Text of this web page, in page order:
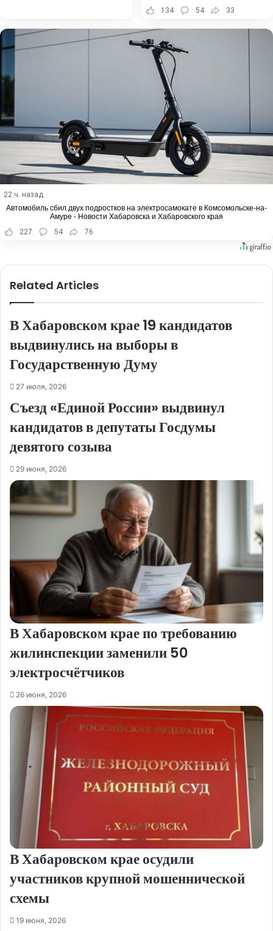
134
54 33
22 ч. назад
Автомобиль сбил двух подростков на электросамокате в Комсомольске-на-
Амуре - Новости Хабаровска и Хабаровского края
227
54 76
Related Articles
В Хабаровском крае 19 кандидатов
выдвинулись на выборы в
Государственную Думу
27 июля, 2026
Съезд «Единой России» выдвинул
кандидатов в депутаты Госдумы
девятого созыва
29 июня, 2026
В Хабаровском крае по требованию
жилинспекции заменили 50
электросчётчиков
26 июня, 2026
В Хабаровском крае осудили
участников крупной мошеннической
схемы
19 июня, 2026